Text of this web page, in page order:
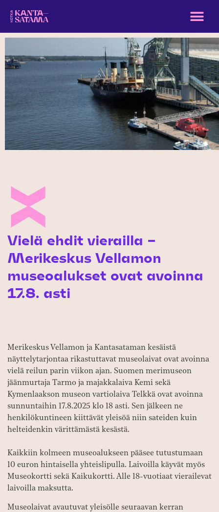
Vielä ehdit vierailla –
Merikeskus Vellamon
museoalukset ovat avoinna
17.8. asti
Merikeskus Vellamon ja Kantasataman kesäistä
näyttelytarjontaa rikastuttavat museolaivat ovat avoinna
vielä reilun parin viikon ajan. Suomen merimuseon
jäänmurtaja Tarmo ja majakkalaiva Kemi sekä
Kymenlaakson museon vartiolaiva Telkkä ovat avoinna
sunnuntaihin 17.8.2025 klo 18 asti. Sen jälkeen ne
henkilökuntineen kiittävät yleisöä niin sateiden kuin
helteidenkin värittämästä kesästä.
Kaikkiin kolmeen museoalukseen pääsee tutustumaan
10 euron hintaisella yhteislipulla. Laivoilla käyvät myös
Museokortti sekä Kaikukortti. Alle 18-vuotiaat vierailevat
laivoilla maksutta.
Museolaivat avautuvat yleisölle seuraavan kerran